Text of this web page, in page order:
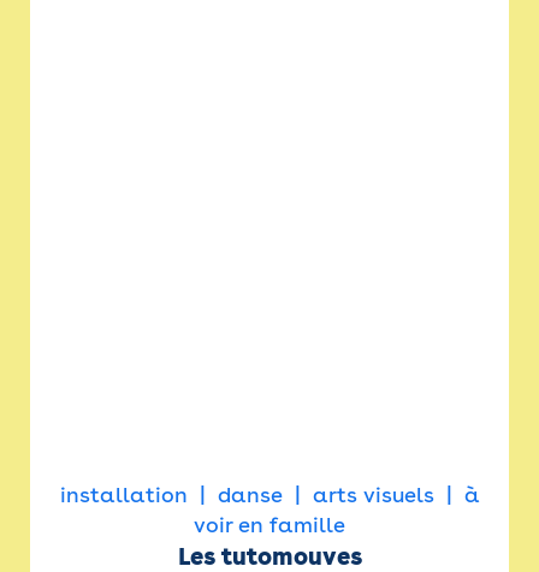
installation danse arts visuels
à
voir en famille
Les tutomouves